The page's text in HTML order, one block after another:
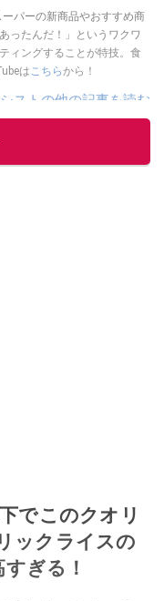
パーの新商品やおすすめ商
ったんだ！」というワクワ
ィングすることが特技。食
はこちらから！
ストの他の記事を読む
でこのクオリ
ックライスの
ぎる！